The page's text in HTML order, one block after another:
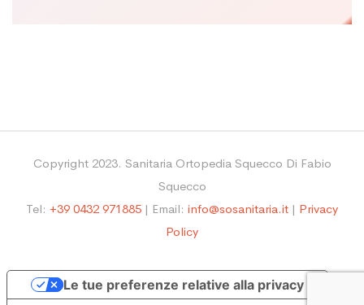
Copyright 2023. Sanitaria Ortopedia Squecco Di Fabio
Squecco
Tel: +39 0432 971885 | Email: info@sosanitaria.it | Privacy
Policy
Le tue preferenze relative alla privacy